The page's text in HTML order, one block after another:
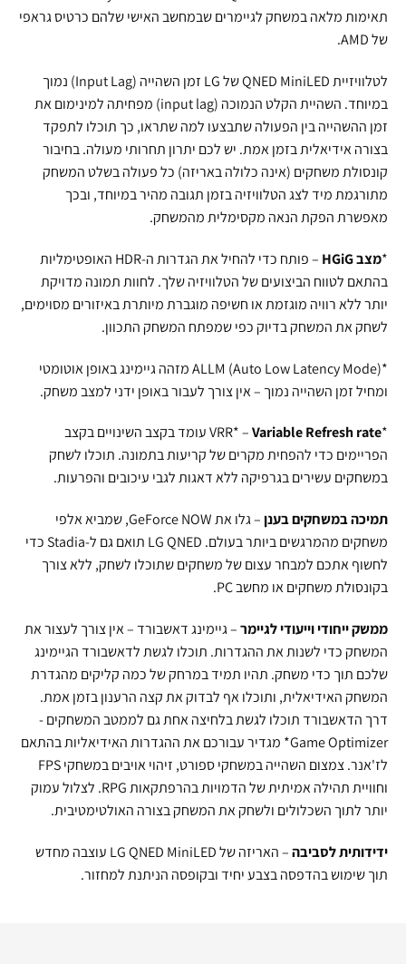
תאימות מלאה במשחק לגיימרים שבמחשב האישי שלהם כרטיס גראפי
של AMD.
לטלוויזיית QNED MiniLED של LG זמן השהייה (Input Lag) נמוך
במיוחד. השהיית הקלט הנמוכה (input lag) מפחיתה למינימום את
זמן ההשהייה בין הפעולה שתבצעו למה שתראו, כך תוכלו לתפקד
בצורה אידיאלית בזמן אמת. יש לכם יתרון תחרותי מעולה. בחיבור
קונסולת משחקים (אינה כלולה באריזה) כל פעולה בשלט המשחק
מתורגמת מיד לצג הטלוויזיה בזמן תגובה מהיר במיוחד, ובכך
מאפשרת הפקת הנאה מקסימלית מהמשחק.
*מצב HGiG
– פותח כדי להחיל את הגדרות ה-HDR האופטימליות
בהתאם לטווח הביצועים של הטלוויזיה שלך. לחוות תמונה מדויקת
יותר ללא רוויה מוגזמת או חשיפה מוגברת מיותרת באיזורים מסוימים,
לשחק את המשחק בדיוק כפי שמפתח המשחק התכוון.
*ALLM (Auto Low Latency Mode) מזהה גיימינג באופן אוטומטי
ומחיל זמן השהייה נמוך – אין צורך לעבור באופן ידני למצב משחק.
*VRR* –
Variable Refresh rate
עומד בקצב השינויים בקצב
הפריימים כדי להפחית מקרים של קריעות בתמונה. תוכלו לשחק
במשחקים עשירים בגרפיקה ללא דאגות לגבי עיכובים והפרעות.
תמיכה במשחקים בענן
– גלו את GeForce NOW, שמביא אלפי
משחקים מהמרגשים ביותר בעולם. LG QNED תואם גם ל-Stadia כדי
לחשוף אתכם למבחר עצום של משחקים שתוכלו לשחק, ללא צורך
בקונסולת משחקים או מחשב PC.
ממשק ייחודי וייעודי לגיימר– גיימינג דאשבורד – אין צורך לעצור את
המשחק כדי לשנות את ההגדרות. תוכלו לגשת לדאשבורד הגיימינג
שלכם תוך כדי משחק. תהיו תמיד במרחק של כמה קליקים מהגדרת
המשחק האידיאלית, ותוכלו אף לבדוק את קצה הרענון בזמן אמת.
דרך הדאשבורד תוכלו לגשת בלחיצה אחת גם לממטב המשחקים -
Game Optimizer* מגדיר עבורכם את ההגדרות האידיאליות בהתאם
לז'אנר. צמצום השהייה במשחקי ספורט, זיהוי אויבים במשחקי FPS
וחוויית תהילה אמיתית של הדמויות בהרפתקאות RPG. לצלול עמוק
יותר לתוך השכלולים ולשחק את המשחק בצורה האולטימטיבית.
ידידותית לסביבה
– האריזה של LG QNED MiniLED עוצבה מחדש
תוך שימוש בהדפסה בצבע יחיד ובקופסה הניתנת למחזור.